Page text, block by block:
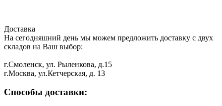
Доставка
На сегодняшний день мы можем предложить доставку с двух
складов на Ваш выбор:
г.Смоленск, ул. Рыленкова, д.15
г.Москва, ул.Кетчерская, д. 13
Способы доставки: